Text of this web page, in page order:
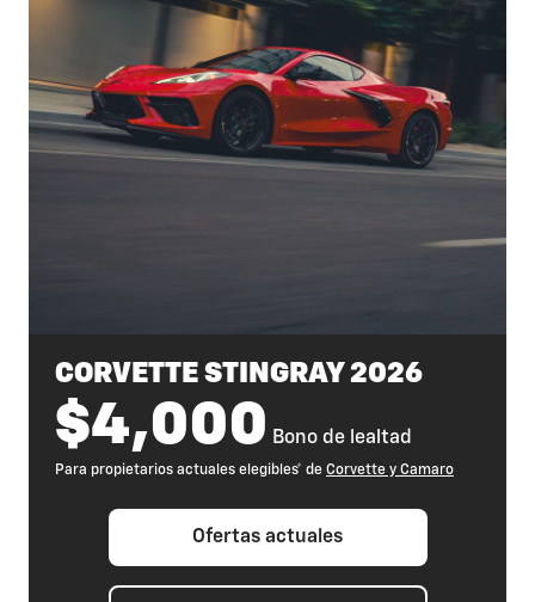
CORVETTE STINGRAY 2026
$4,000 Bono de lealtad
Para propietarios actuales elegibles* de Corvette y Camaro
Ofertas actuales